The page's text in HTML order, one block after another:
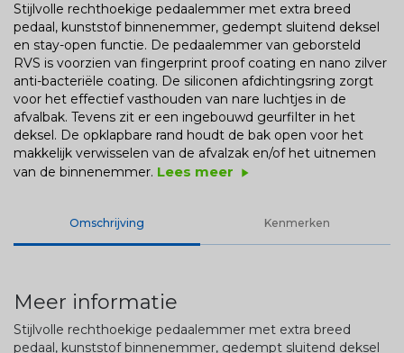
Stijlvolle rechthoekige pedaalemmer met extra breed
pedaal, kunststof binnenemmer, gedempt sluitend deksel
en stay-open functie. De pedaalemmer van geborsteld
RVS is voorzien van fingerprint proof coating en nano zilver
anti-bacteriële coating. De siliconen afdichtingsring zorgt
voor het effectief vasthouden van nare luchtjes in de
afvalbak. Tevens zit er een ingebouwd geurfilter in het
deksel. De opklapbare rand houdt de bak open voor het
makkelijk verwisselen van de afvalzak en/of het uitnemen
van de binnenemmer. Lees meer play_arrow
Omschrijving Kenmerken
Meer informatie
Stijlvolle rechthoekige pedaalemmer met extra breed
pedaal, kunststof binnenemmer, gedempt sluitend deksel